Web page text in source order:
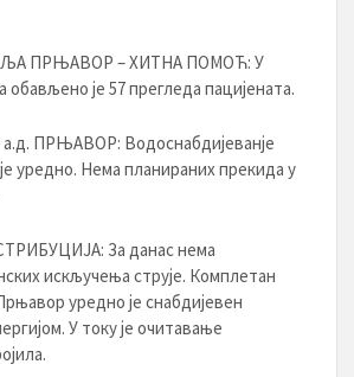
ПРЊАВОР – ХИТНА ПОМОЋ: У
обављено је 57 прегледа пацијената.
ПРЊАВОР: Водоснабдијеванје
уредно. Нема планираних прекида у
За данас нема
искључења струје. Комплетан
уредно је снабдијевен
У току је очитавање